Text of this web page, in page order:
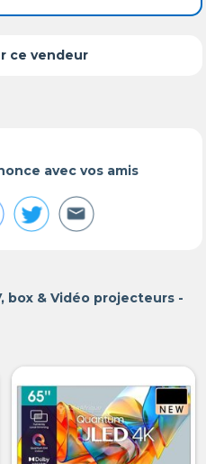
ce vendeur
avec vos amis
box & Vidéo projecteurs -